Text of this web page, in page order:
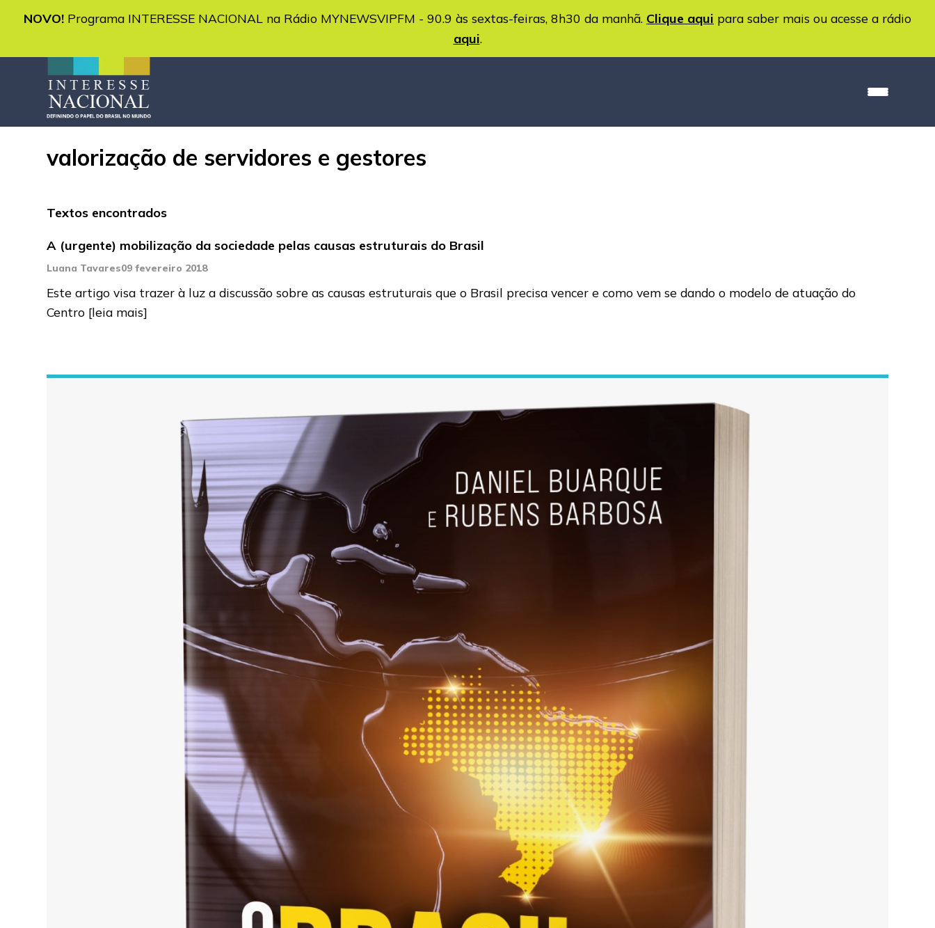
NOVO! Programa INTERESSE NACIONAL na Rádio MYNEWSVIPFM - 90.9 às sextas-feiras, 8h30 da manhã. Clique aqui para saber mais ou acesse a rádio
aqui.
valorização de servidores e gestores
Textos encontrados
A (urgente) mobilização da sociedade pelas causas estruturais do Brasil
Luana Tavares09 fevereiro 2018
Este artigo visa trazer à luz a discussão sobre as causas estruturais que o Brasil precisa vencer e como vem se dando o modelo de atuação do
Centro [leia mais]